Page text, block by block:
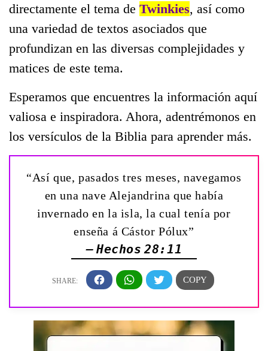
directamente el tema de Twinkies, así como
una variedad de textos asociados que
profundizan en las diversas complejidades y
matices de este tema.
Esperamos que encuentres la información aquí
valiosa e inspiradora. Ahora, adentrémonos en
los versículos de la Biblia para aprender más.
“Así que, pasados tres meses, navegamos
en una nave Alejandrina que había
invernado en la isla, la cual tenía por
enseña á Cástor Pólux”
— Hechos 28:11